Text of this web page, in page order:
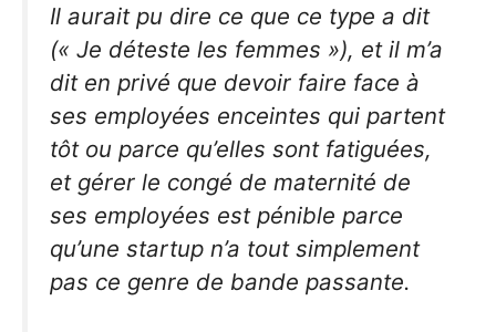
Il aurait pu dire ce que ce type a dit
(« Je déteste les femmes »), et il m’a
dit en privé que devoir faire face à
ses employées enceintes qui partent
tôt ou parce qu’elles sont fatiguées,
et gérer le congé de maternité de
ses employées est pénible parce
qu’une startup n’a tout simplement
pas ce genre de bande passante.